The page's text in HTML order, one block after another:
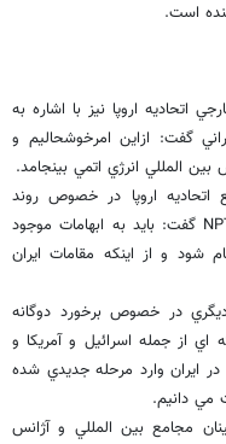
است.
اتحاديه اروپا نيز با اشاره به
گفت: ازاين امرخوشحاليم و
المللي انرژي اتمي بينجامد.
اروپا در خصوص روند
مذاكرات براي پذيرش پروتكل الحاقي معاهده NPT گفت: بايد به ابهامات موجود
شود و از اينكه مقامات ايران
در خصوص برخورد دوگانه
اي از جمله اسرائيل و آمريكا و
ايران گفت: از اينكه امضاي پروتكل الحاقي NPT در ايران وارد مرحله جديدي شده
مي دانيم.
مجامع بين المللي و آژانس